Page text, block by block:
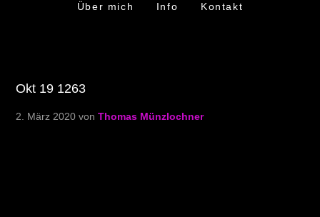
Über mich Info Kontakt
Okt 19 1263
2. März 2020 vonThomas Münzlochner